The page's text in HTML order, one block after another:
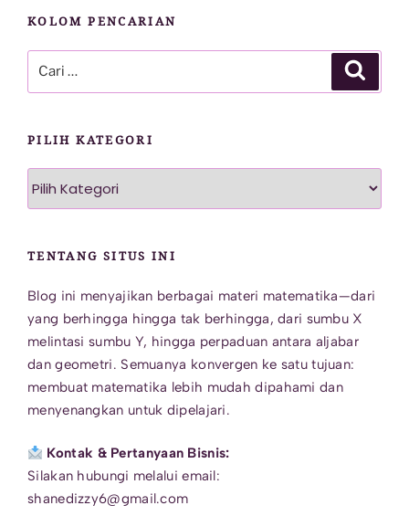
KOLOM PENCARIAN
PILIH KATEGORI
TENTANG SITUS INI
Blog ini menyajikan berbagai materi matematika—dari
yang berhingga hingga tak berhingga, dari sumbu X
melintasi sumbu Y, hingga perpaduan antara aljabar
dan geometri. Semuanya konvergen ke satu tujuan:
membuat matematika lebih mudah dipahami dan
menyenangkan untuk dipelajari.
Kontak & Pertanyaan Bisnis:
Silakan hubungi melalui email:
shanedizzy6@gmail.com